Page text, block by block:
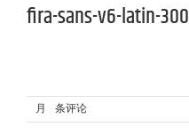
fira-sans-v6-latin-300
19 10 月, 2016 0 条评论